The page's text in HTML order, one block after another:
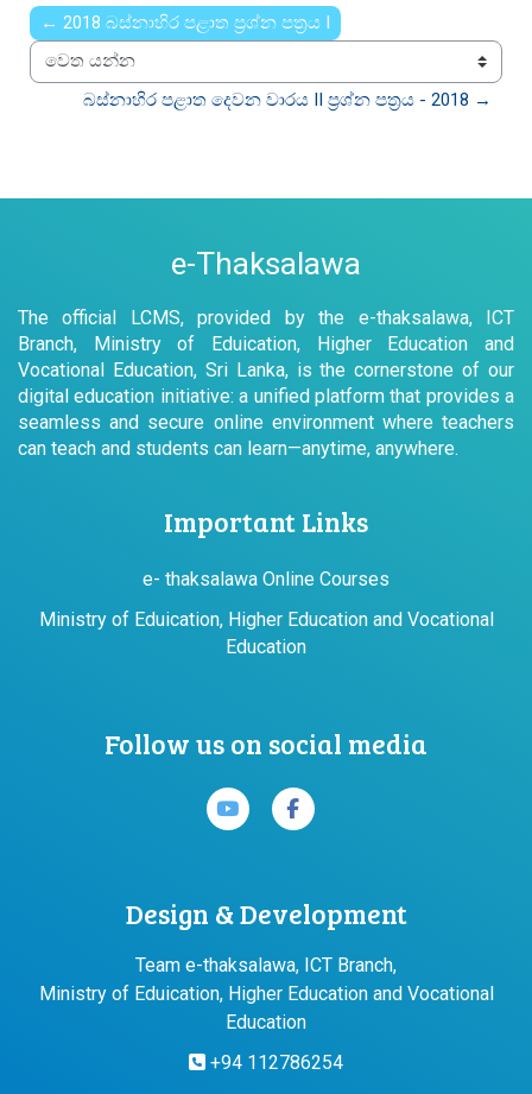
← 2018 බස්නාහිර පළාත ප්‍රශ්න පත්‍රය I
වෙත යන්න
බස්නාහිර පළාත දෙවන වාරය II ප්‍රශ්න පත්‍රය - 2018 →
e-Thaksalawa
The official LCMS, provided by the e-thaksalawa, ICT
Branch, Ministry of Eduication, Higher Education and
Vocational Education, Sri Lanka, is the cornerstone of our
digital education initiative: a unified platform that provides a
seamless and secure online environment where teachers
can teach and students can learn—anytime, anywhere.
Important Links
e- thaksalawa Online Courses
Ministry of Eduication, Higher Education and Vocational
Education
Follow us on social media
Design & Development
Team e-thaksalawa, ICT Branch,
Ministry of Eduication, Higher Education and Vocational
Education
+94 112786254